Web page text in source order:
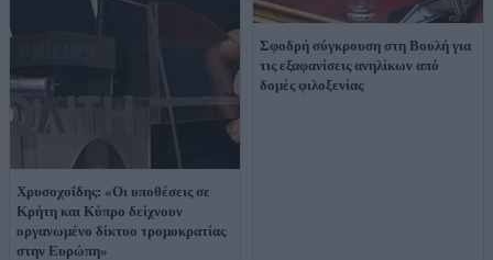
Χρυσοχοΐδης: «Οι υποθέσεις σε
Κρήτη και Κύπρο δείχνουν
οργανωμένο δίκτυο τρομοκρατίας
στην Ευρώπη»
Σφοδρή σύγκρουση στη Βουλή για
τις εξαφανίσεις ανηλίκων από
δομές φιλοξενίας